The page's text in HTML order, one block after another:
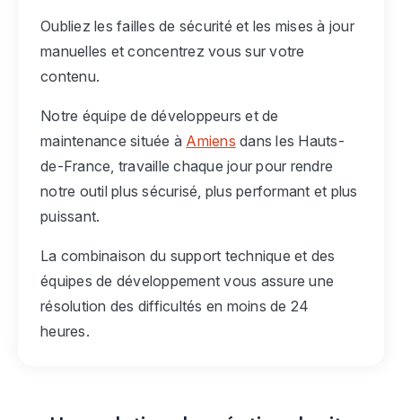
Oubliez les failles de sécurité et les mises à jour
manuelles et concentrez vous sur votre
contenu.
Notre équipe de développeurs et de
maintenance située à Amiens dans les Hauts-
de-France, travaille chaque jour pour rendre
notre outil plus sécurisé, plus performant et plus
puissant.
La combinaison du support technique et des
équipes de développement vous assure une
résolution des difficultés en moins de 24
heures.